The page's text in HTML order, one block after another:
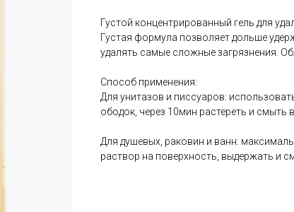
Густой концентрированный гель для
Густая формула позволяет дольше
удалять самые сложные загрязнения.
Способ применения:
Для унитазов и писсуаров:
ободок, через 10мин растереть и смыть
Для душевых, раковин и ванн:
раствор на поверхность, выдержать и